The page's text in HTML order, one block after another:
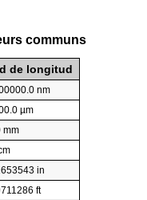
communs
de longitud
nm
µm
mm
in
ft